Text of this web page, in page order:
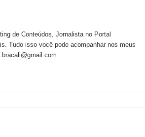
de Conteúdos, Jornalista no Portal
Tudo isso você pode acompanhar nos meus